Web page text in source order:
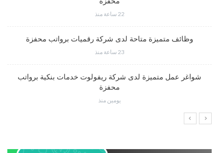
22 ساعة منذ
وظائف متميزة متاحة لدى شركة رقميات برواتب محفزة
23 ساعة منذ
شواغر عمل متميزة لدى شركة ريفولوت خدمات بنكية برواتب
محفزة
يومين منذ